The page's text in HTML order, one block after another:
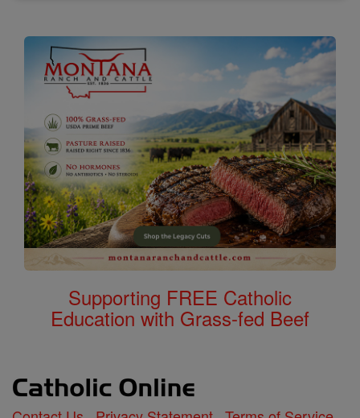
Supporting FREE Catholic
Education with Grass-fed Beef